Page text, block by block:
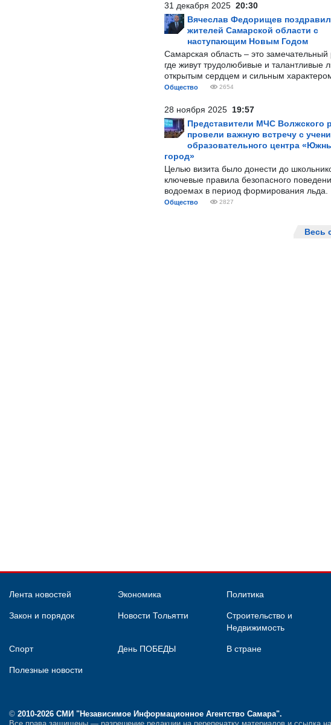
31 декабря 2025 20:30
Вячеслав Федорищев поздравил
жителей Самарской области с
наступающим Новым Годом
Самарская область – это замечательный
где живут трудолюбивые и талантливые
открытым сердцем и сильным
Общество 2654
28 ноября 2025 19:57
Представители МЧС Волжского
провели важную встречу с
образовательного центра
город»
Целью визита было донести до
ключевые правила безопасного
водоемах в период формирования льда.
Общество 2827
Весь
Лента новостей Экономика Политика
Закон и порядок Новости Тольятти
Строительство и
Недвижимость
Спорт День ПОБЕДЫ В стране
Полезные новости
© 2010-2026 СМИ "Независимое Информационное Агентство Самара".